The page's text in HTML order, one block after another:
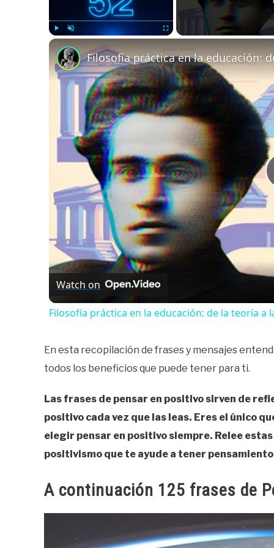
Filosofía práctica en la educación:
Watch on
Filosofía práctica en la educación: de la teoría a
En esta recopilación de frases y mensajes
todos los beneficios que puede tener para ti.
Las frases de pensar en positivo sirven de
positivo cada vez que las leas. Eres el único
elegir pensar en positivo siempre. Relee
positivismo que te ayude a tener
A continuación 125 frases de